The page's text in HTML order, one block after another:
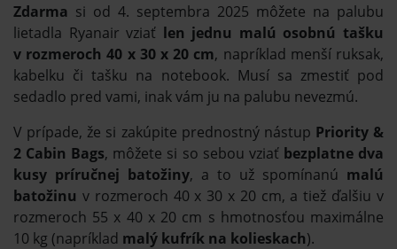
Zdarma si od 4. septembra 2025 môžete na palubu
lietadla Ryanair vziať len jednu malú osobnú tašku
v rozmeroch 40 x 30 x 20 cm, napríklad menší ruksak,
kabelku či tašku na notebook. Musí sa zmestiť pod
sedadlo pred vami, inak vám ju na palubu nevezmú.
V prípade, že si zakúpite prednostný nástup Priority &
2 Cabin Bags, môžete si so sebou vziať bezplatne dva
kusy príručnej batožiny, a to už spomínanú malú
batožinu v rozmeroch 40 x 30 x 20 cm, a tiež ďalšiu v
rozmeroch 55 x 40 x 20 cm s hmotnosťou maximálne
10 kg (napríklad malý kufrík na kolieskach).